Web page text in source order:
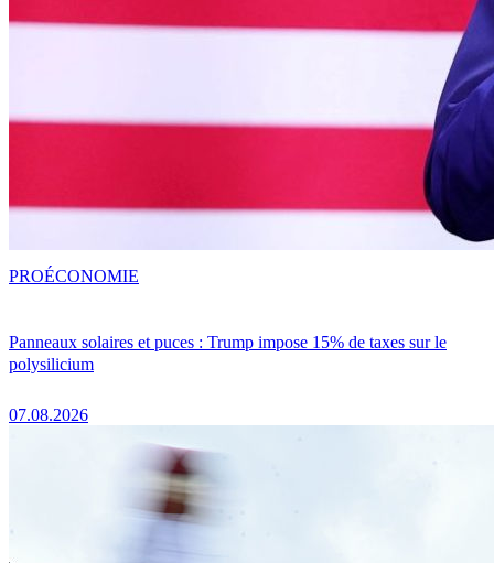
Panneaux solaires et puces : Trump impose 15% de taxes sur le
polysilicium
07.08.2026
PROÉCONOMIE